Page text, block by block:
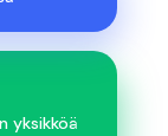
yksikköä